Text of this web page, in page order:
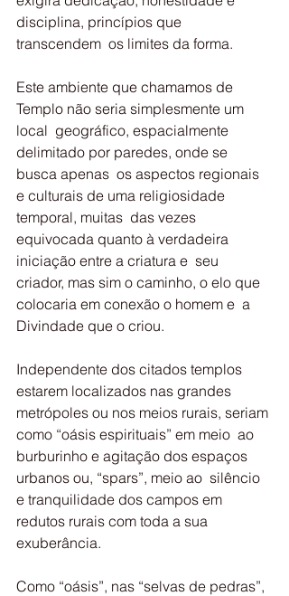
disciplina, princípios que
transcendem  os limites da forma.
Este ambiente que chamamos de
Templo não seria simplesmente um
local  geográfico, espacialmente
delimitado por paredes, onde se
busca apenas  os aspectos regionais
e culturais de uma religiosidade
temporal, muitas  das vezes
equivocada quanto à verdadeira
iniciação entre a criatura e  seu
criador, mas sim o caminho, o elo que
colocaria em conexão o homem e  a
Divindade que o criou.
Independente dos citados templos
estarem localizados nas grandes
metrópoles ou nos meios rurais, seriam
como “oásis espirituais” em meio  ao
burburinho e agitação dos espaços
urbanos ou, “spars”, meio ao  silêncio
e tranquilidade dos campos em
redutos rurais com toda a sua
exuberância.
Como “oásis”, nas “selvas de pedras”,